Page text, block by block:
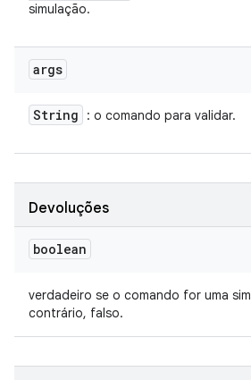
simulação.
args
String : o comando para validar.
Devoluções
boolean
verdadeiro se o comando for uma
contrário, falso.